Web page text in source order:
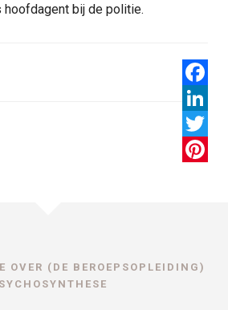
bij de politie.
Twitter
OVER (DE BEROEPSOPLEIDING)